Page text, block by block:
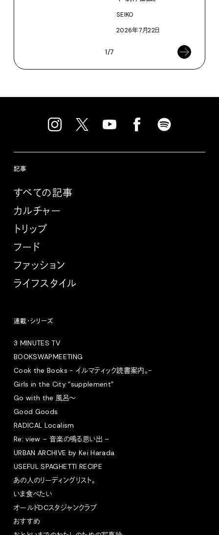
SEIKO
2026年7月22日
1/7
記事
すべての記事
カルチャー
トリップ
フード
ファッション
ライフスタイル
連載・シリーズ
3 MINUTES TV
BOOKSWAPMEETING
Cook the Books - イルマティック読書案内。-
Girls in the City “supplement”
Go with the 風呂〜
Good Goods
RADICAL Localism
Re: view – 音楽の鳴る思い出 –
URBAN ARCHIVE by Kei Harada
USEFUL SPAGHETTI RECIPE
あの人のリーディングリスト。
いま食べたい
オールドDCスタジャンクラブ
おすすめ